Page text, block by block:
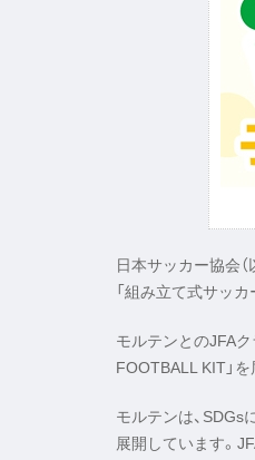
日本サッカー協会
「組み立て式サッ
モルテンとのJFA
FOOTBALL KIT」
モルテンは、SDGs
展開しています。